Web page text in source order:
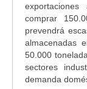
comprar
prevendrá
almacenadas
50.000
sectores
demanda